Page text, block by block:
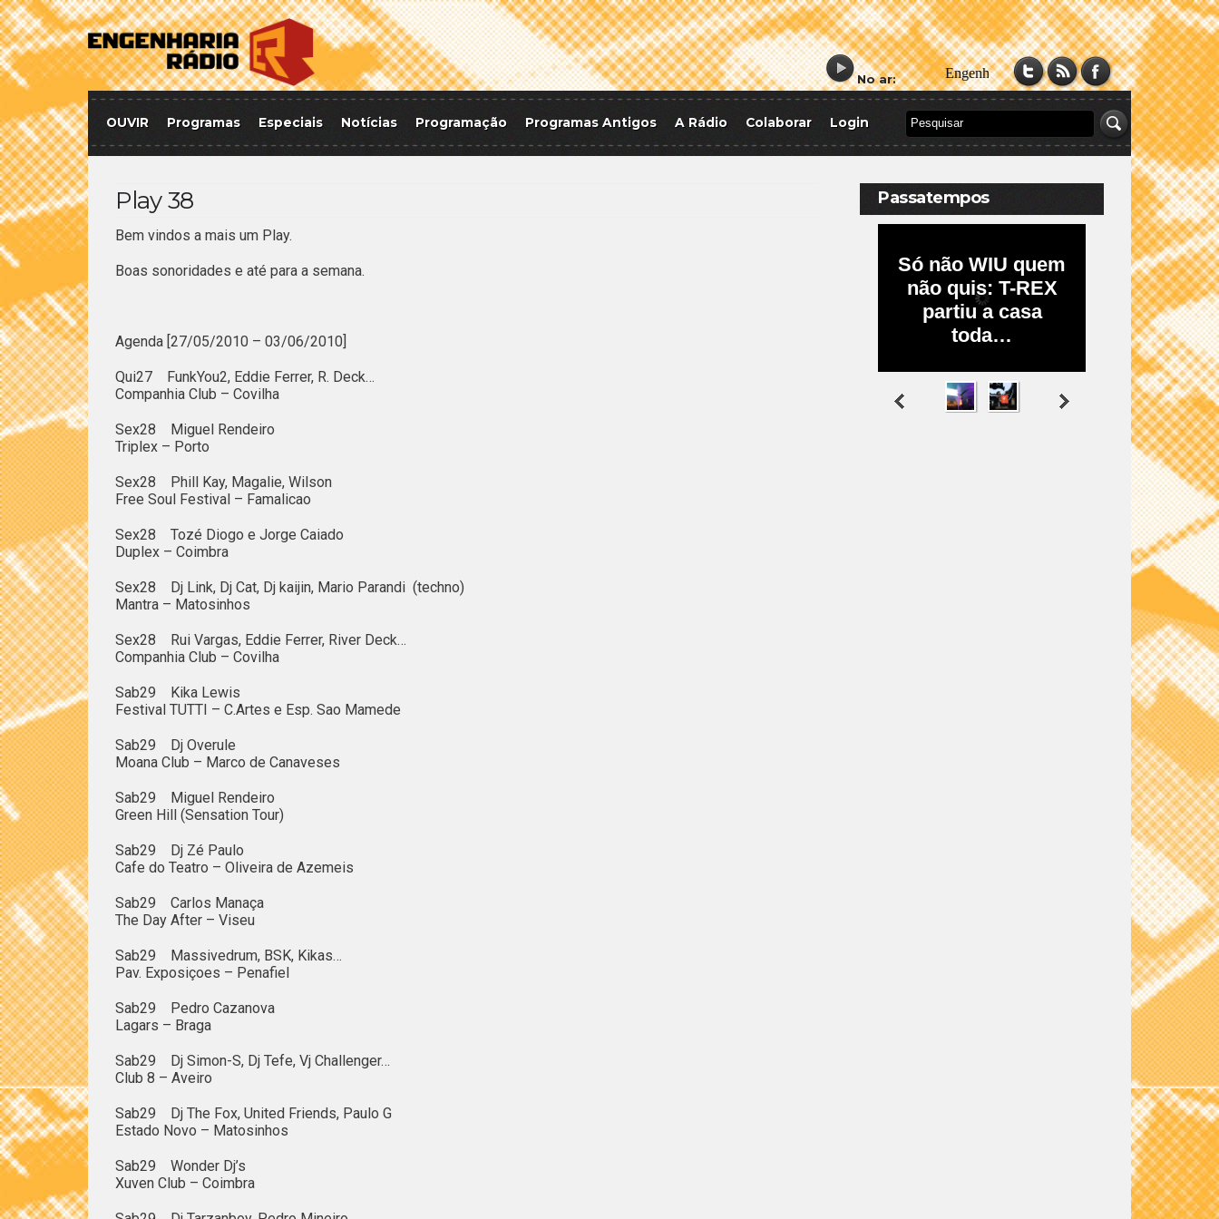
No ar:
OUVIR Programas Especiais Notícias Programação Programas Antigos A Rádio Colaborar Login
Play 38
Bem vindos a mais um Play.
Boas sonoridades e até para a semana.
Agenda [27/05/2010 – 03/06/2010]
Qui27 FunkYou2, Eddie Ferrer, R. Deck…
Companhia Club – Covilha
Sex28 Miguel Rendeiro
Triplex – Porto
Sex28 Phill Kay, Magalie, Wilson
Free Soul Festival – Famalicao
Sex28 Tozé Diogo e Jorge Caiado
Duplex – Coimbra
Sex28 Dj Link, Dj Cat, Dj kaijin, Mario Parandi (techno)
Mantra – Matosinhos
Sex28 Rui Vargas, Eddie Ferrer, River Deck…
Companhia Club – Covilha
Sab29 Kika Lewis
Festival TUTTI – C.Artes e Esp. Sao Mamede
Sab29 Dj Overule
Moana Club – Marco de Canaveses
Sab29 Miguel Rendeiro
Green Hill (Sensation Tour)
Sab29 Dj Zé Paulo
Cafe do Teatro – Oliveira de Azemeis
Sab29 Carlos Manaça
The Day After – Viseu
Sab29 Massivedrum, BSK, Kikas…
Pav. Exposiçoes – Penafiel
Sab29 Pedro Cazanova
Lagars – Braga
Sab29 Dj Simon-S, Dj Tefe, Vj Challenger…
Club 8 – Aveiro
Sab29 Dj The Fox, United Friends, Paulo G
Estado Novo – Matosinhos
Sab29 Wonder Dj’s
Xuven Club – Coimbra
Passatempos